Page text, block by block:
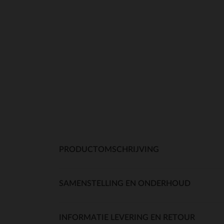
PRODUCTOMSCHRIJVING
SAMENSTELLING EN ONDERHOUD
INFORMATIE LEVERING EN RETOUR